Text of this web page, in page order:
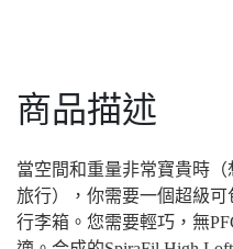
商品描述
當空間和重量非常寶貴時
旅行），你需要一個超級
行李箱。 您需要輕巧，無